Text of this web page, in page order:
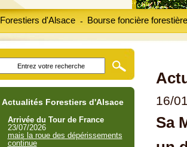
Forestiers d'Alsace Bourse foncière forestière
-
16/
Sa
Actualités Forestiers d'Alsace
Arrivée du Tour de France
23/07/2026
mais la roue des dépérissements
continue